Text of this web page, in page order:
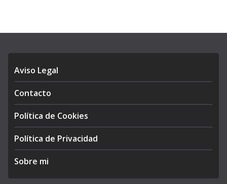
Aviso Legal
Contacto
Política de Cookies
Política de Privacidad
Sobre mi